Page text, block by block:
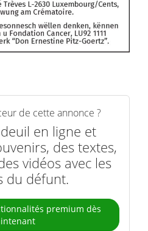
de cette annonce ?
en ligne et
des textes,
vidéos avec les
du défunt.
premium dès